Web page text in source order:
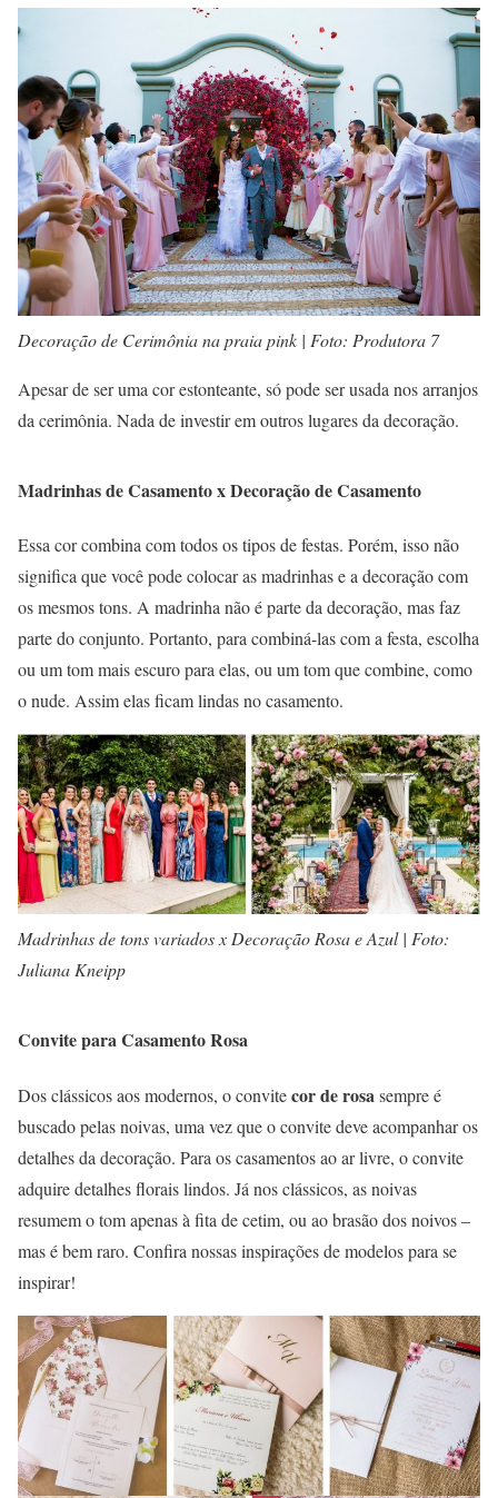
Decoração de Cerimônia na praia pink | Foto: Produtora 7
Apesar de ser uma cor estonteante, só pode ser usada nos arranjos
da cerimônia. Nada de investir em outros lugares da decoração.
Madrinhas de Casamento x Decoração de Casamento
Essa cor combina com todos os tipos de festas. Porém, isso não
significa que você pode colocar as madrinhas e a decoração com
os mesmos tons. A madrinha não é parte da decoração, mas faz
parte do conjunto. Portanto, para combiná-las com a festa, escolha
ou um tom mais escuro para elas, ou um tom que combine, como
o nude. Assim elas ficam lindas no casamento.
Madrinhas de tons variados x Decoração Rosa e Azul | Foto:
Juliana Kneipp
Convite para Casamento Rosa
Dos clássicos aos modernos, o convitecor de rosasempre é
buscado pelas noivas, uma vez que o convite deve acompanhar os
detalhes da decoração. Para os casamentos ao ar livre, o convite
adquire detalhes florais lindos. Já nos clássicos, as noivas
resumem o tom apenas à fita de cetim, ou ao brasão dos noivos –
mas é bem raro. Confira nossas inspirações de modelos para se
inspirar!